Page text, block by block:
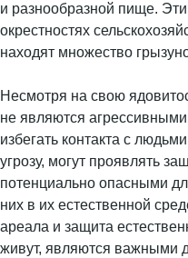
и разнообразной пище. Эти
окрестностях
находят множество
Несмотря на свою
не являются
избегать контакта с
угрозу, могут проявлять
потенциально опасными
них в их естественной
ареала и защита
живут, являются важными